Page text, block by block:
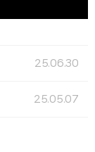
25.06.30
25.05.07